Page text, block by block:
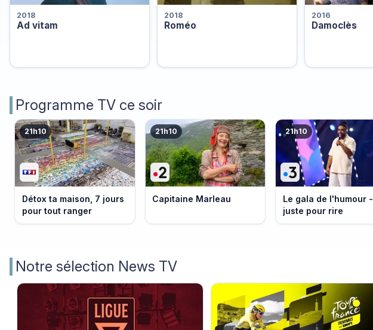
2018
Ad vitam
2018
Roméo
2016
Damoclès
Programme TV ce soir
21h10
Détox ta maison, 7 jours
pour tout ranger
21h10
Capitaine Marleau
21h10
Le gala de l'humour -
juste pour rire
Notre sélection News TV